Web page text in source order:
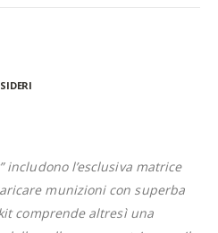
includono l’esclusiva matrice
munizioni con superba
comprende altresì una